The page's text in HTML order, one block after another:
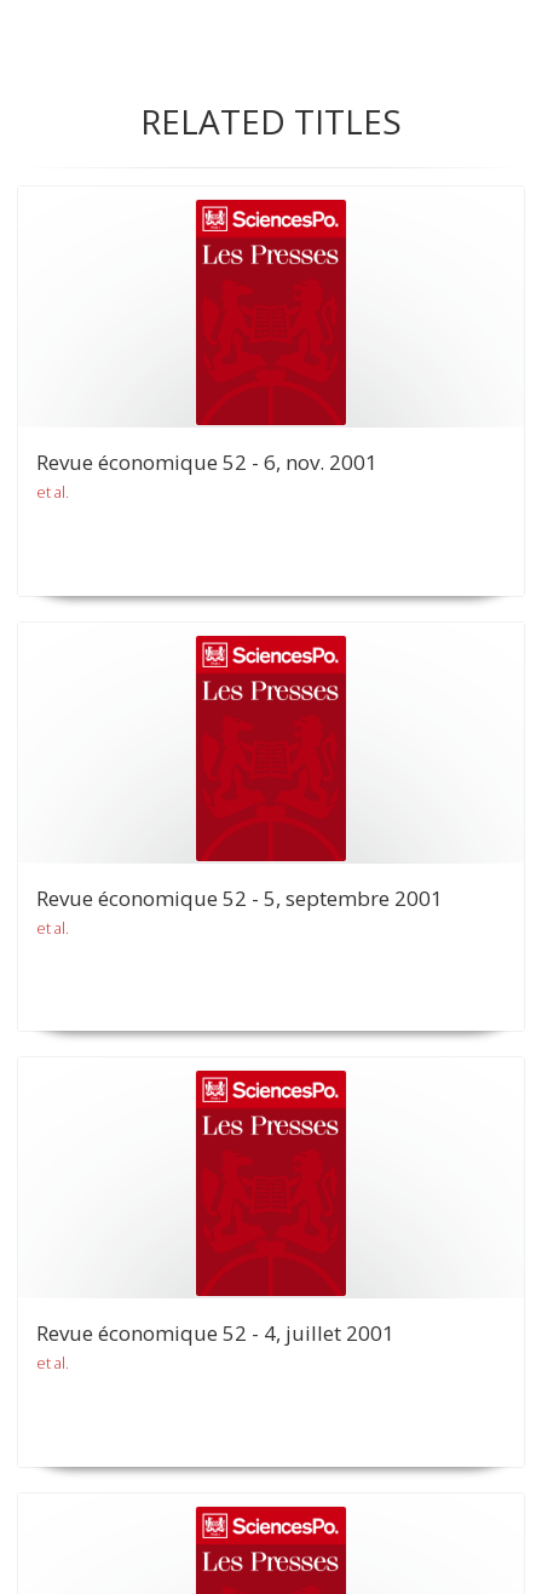
RELATED TITLES
Revue économique 52 - 6, nov. 2001
et al.
Revue économique 52 - 5, septembre 2001
et al.
Revue économique 52 - 4, juillet 2001
et al.